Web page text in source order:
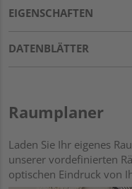
EIGENSCHAFTEN
DATENBLÄTTER
Raumplaner
Laden Sie Ihr eigenes
unserer vordefinierten
optischen Eindruck von